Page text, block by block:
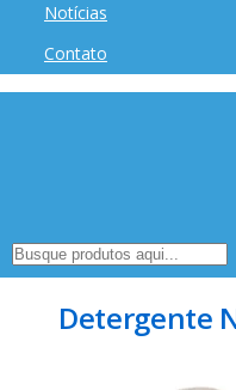
Notícias
Contato
Detergente